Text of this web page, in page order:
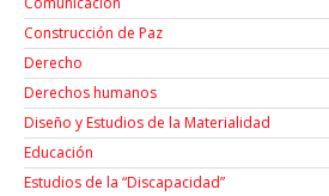
Construcción de Paz
Derecho
Derechos humanos
Diseño y Estudios de la Materialidad
Educación
Estudios de la “Discapacidad”